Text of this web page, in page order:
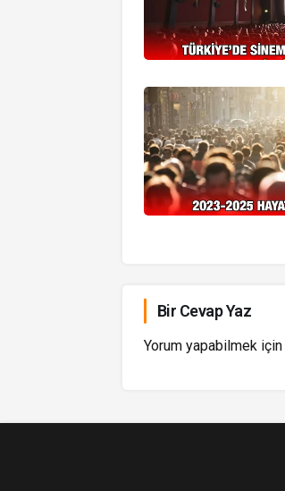
Bir Cevap Yaz
Yorum yapabilmek için